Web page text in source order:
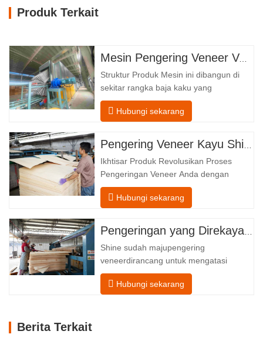
Produk Terkait
Mesin Pengering Veneer Vertikal
Struktur Produk Mesin ini dibangun di
sekitar rangka baja kaku yang
menopang empat zona fungsional
terintegrasi, yang diatur dalam aliran
pengeluaran. Bagian Pengumpanan–
Dilengkapi dengan konveyor pemasukan
dan mekanisme penyelarasan presisi
yang memandu setiap…
Hubungi sekarang
Ikhtisar Produk Revolusikan Proses
Pengeringan Veneer Anda dengan
Teknologi Canggih Shenghuai Roller
PengkilapPengering Veneermewakili
pengolahan. Dirancang untuk produsen
kayu lapis, pabrik veneer, dan fasilitas
produksi furnitur, produk ini
canggih pengeringan…
Hubungi sekarang
Shine sudah majupengering
veneerdirancang untuk mengatasi
tantangan paling umum
dalampengeringan veneer: kadar air
Hubungi sekarang
Berita Terkait